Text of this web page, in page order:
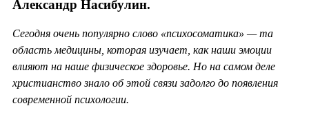
Александр Насибулин.
Сегодня очень популярно слово «психосоматика» — та
область медицины, которая изучает, как наши эмоции
влияют на наше физическое здоровье. Но на самом деле
христианство знало об этой связи задолго до появления
современной психологии.